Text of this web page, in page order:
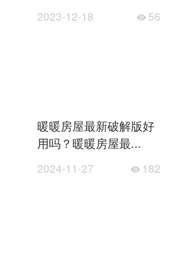
2023-12-18 56
暖暖房屋最新破解版好
用吗？暖暖房屋最...
2024-11-27 182